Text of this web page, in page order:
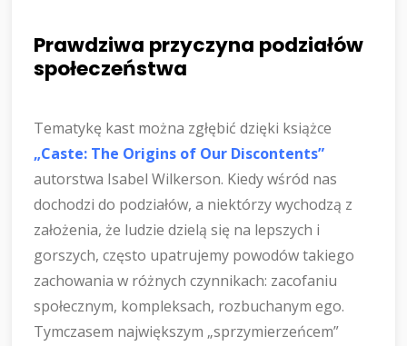
Prawdziwa przyczyna podziałów
społeczeństwa
Tematykę kast można zgłębić dzięki książce
„Caste: The Origins of Our Discontents”
autorstwa Isabel Wilkerson. Kiedy wśród nas
dochodzi do podziałów, a niektórzy wychodzą z
założenia, że ludzie dzielą się na lepszych i
gorszych, często upatrujemy powodów takiego
zachowania w różnych czynnikach: zacofaniu
społecznym, kompleksach, rozbuchanym ego.
Tymczasem największym „sprzymierzeńcem”